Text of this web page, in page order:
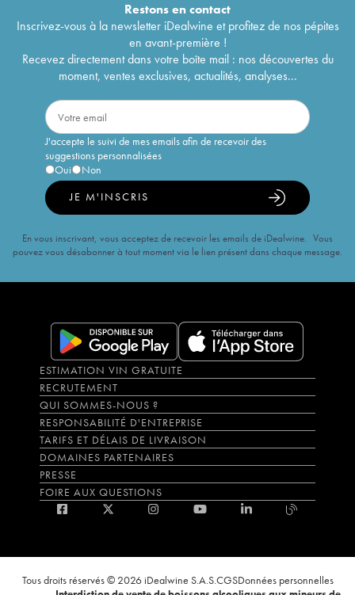
Restons encontact
Inscrivez-vous à la newsletter iDealwine et profitez de nos pépites
en avant-première !
Recevez directement dans votre boîte mail : nos découvertes du
moment, ventes exclusives, actualités, analyses...
J'accepte le suivi de mes emails afin de recevoir des
suggestions personnalisées
Oui
Non
JE M'INSCRIS
En vous inscrivant, vous acceptez de recevoir les emails de iDealwine. Vous
pouvez vous désabonner à tout moment via le lien présent dans chaque message.
ESTIMATION VIN GRATUITE
RECRUTEMENT
QUI SOMMES-NOUS ?
RESPONSABILITÉ D'ENTREPRISE
TARIFS ET DÉLAIS DE LIVRAISON
DOMAINES PARTENAIRES
PRESSE
FOIRE AUX QUESTIONS
Tous droits réservés © 2026 iDealwine S.A.S.CGSDonnées personnelles